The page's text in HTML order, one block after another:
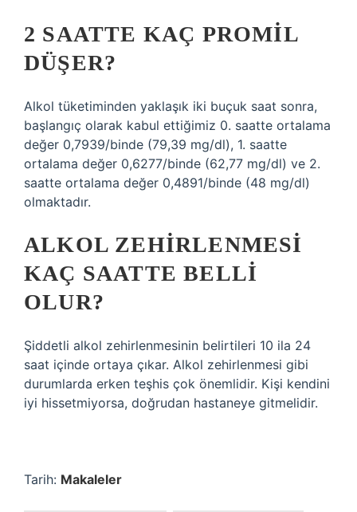
2 SAATTE KAÇ PROMIL
DÜŞER?
Alkol tüketiminden yaklaşık iki buçuk saat sonra,
başlangıç ​​olarak kabul ettiğimiz 0. saatte ortalama
değer 0,7939/binde (79,39 mg/dl), 1. saatte
ortalama değer 0,6277/binde (62,77 mg/dl) ve 2.
saatte ortalama değer 0,4891/binde (48 mg/dl)
olmaktadır.
ALKOL ZEHIRLENMESI
KAÇ SAATTE BELLI
OLUR?
Şiddetli alkol zehirlenmesinin belirtileri 10 ila 24
saat içinde ortaya çıkar. Alkol zehirlenmesi gibi
durumlarda erken teşhis çok önemlidir. Kişi kendini
iyi hissetmiyorsa, doğrudan hastaneye gitmelidir.
Tarih: Makaleler